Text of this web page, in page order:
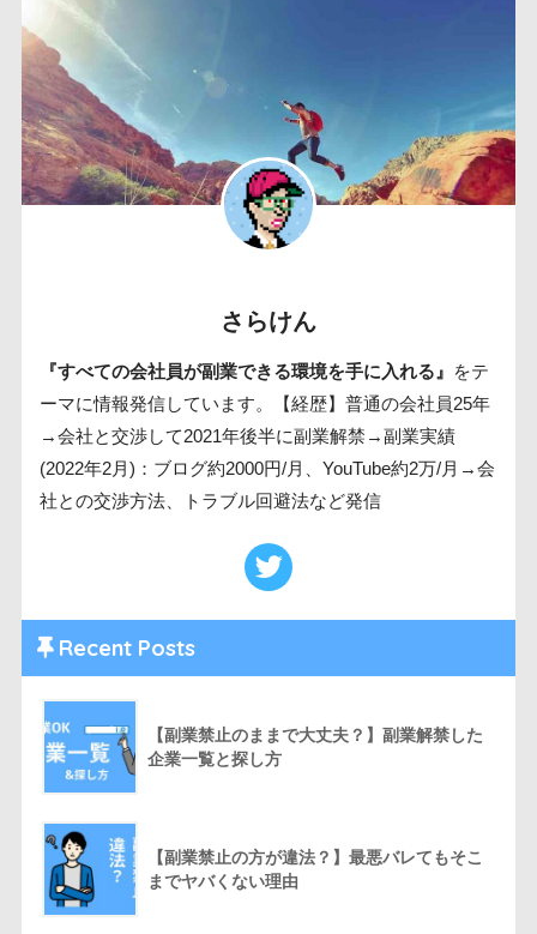
さらけん
『すべての会社員が副業できる環境を手に入れる』
をテ
ーマに情報発信しています。【経歴】普通の会社員25年
→会社と交渉して2021年後半に副業解禁→副業実績
(2022年2月)：ブログ約2000円/月、YouTube約2万/月→会
社との交渉方法、トラブル回避法など発信
Recent Posts
【副業禁止のままで大丈夫？】副業解禁した
企業一覧と探し方
【副業禁止の方が違法？】最悪バレてもそこ
までヤバくない理由